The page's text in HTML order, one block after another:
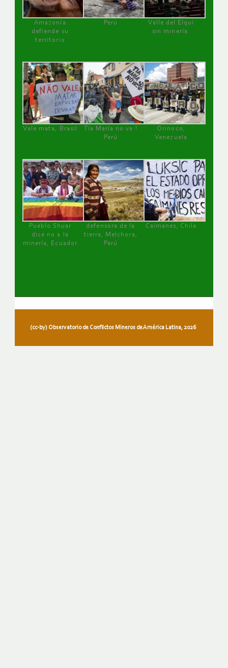
Amazonía
defiende su
territorio
Perú
Valle del Elqui
sin minería.
Vale mata, Brasil
Tía María no va !
Perú
Orinoco,
Venezuela
Pueblo Shuar
dice no a la
minería, Ecuador
defensora de la
tierra, Melchora,
Perú
Caimanes, Chile
(cc-by) Observatorio de Conflictos Mineros de América Latina, 2026